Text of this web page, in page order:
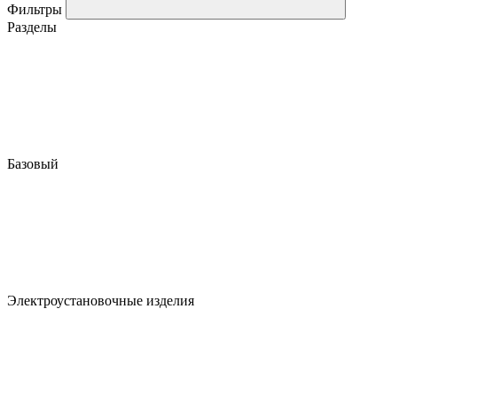
Фильтры
Разделы
Базовый
Электроустановочные изделия